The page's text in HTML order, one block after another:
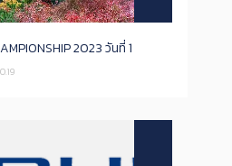
2023 วันที่ 1